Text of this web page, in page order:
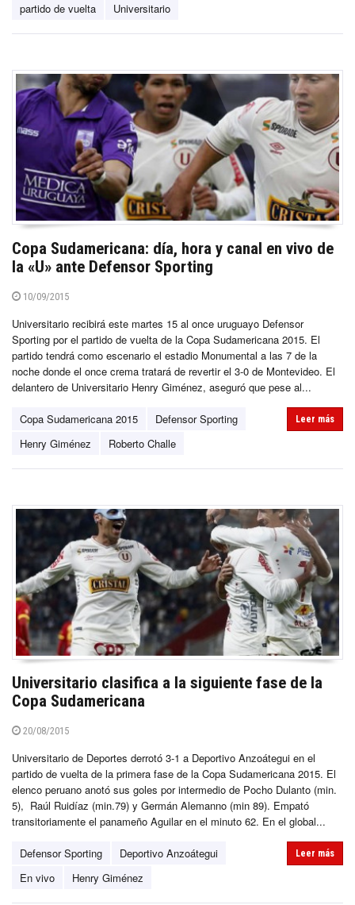
partido de vuelta
Universitario
Copa Sudamericana: día, hora y canal en vivo de
la «U» ante Defensor Sporting
10/09/2015
Universitario recibirá este martes 15 al once uruguayo Defensor
Sporting por el partido de vuelta de la Copa Sudamericana 2015. El
partido tendrá como escenario el estadio Monumental a las 7 de la
noche donde el once crema tratará de revertir el 3-0 de Montevideo. El
delantero de Universitario Henry Giménez, aseguró que pese al...
Copa Sudamericana 2015
Defensor Sporting
Henry Giménez
Roberto Challe
Leer más
Universitario clasifica a la siguiente fase de la
Copa Sudamericana
20/08/2015
Universitario de Deportes derrotó 3-1 a Deportivo Anzoátegui en el
partido de vuelta de la primera fase de la Copa Sudamericana 2015. El
elenco peruano anotó sus goles por intermedio de Pocho Dulanto (min.
5), Raúl Ruidíaz (min.79) y Germán Alemanno (min 89). Empató
transitoriamente el panameño Aguilar en el minuto 62. En el global...
Defensor Sporting
Deportivo Anzoátegui
En vivo
Henry Giménez
Leer más